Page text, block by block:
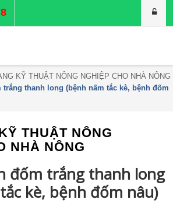
KỸ THUẬT NÔNG NGHIỆP CHO NHÀ NÔNG
thanh long (bệnh nấm tắc kè, bệnh đốm
THUẬT NÔNG
NHÀ NÔNG
đốm trắng thanh long
kè, bệnh đốm nâu)